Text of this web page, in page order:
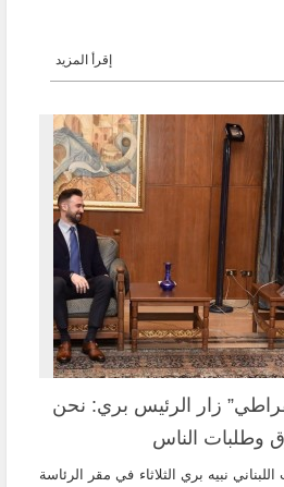
إقرأ المزيد
زار الرئيس بري: نحن
وطلبات الناس
نبيه بري الثلاثاء في مقر الرئاسة